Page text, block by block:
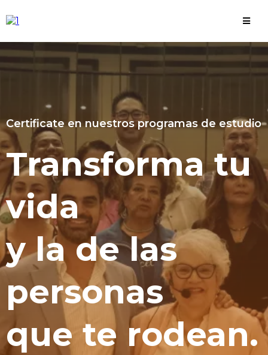
Certificate en nuestros programas de estudio
Transforma tu
vida
y la de las
personas
que te rodean.